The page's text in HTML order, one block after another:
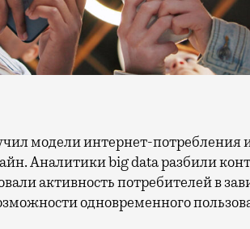
Аналитики big data разбили
активность потребителей в
одновременного